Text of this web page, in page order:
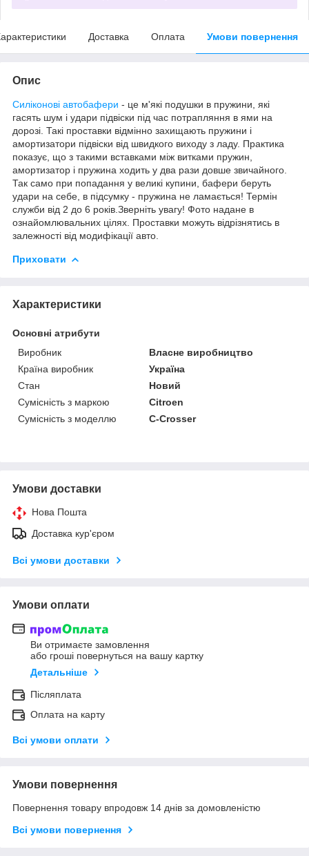
Доставка Оплата Умови повернення
Опис
Силіконові автобафери - це м'які подушки в пружини, які
гасять шум і удари підвіски під час потрапляння в ями на
дорозі. Такі проставки відмінно захищають пружини і
амортизатори підвіски від швидкого виходу з ладу. Практика
показує, що з такими вставками між витками пружин,
амортизатор і пружина ходить у два рази довше звичайного.
Так само при попадання у великі купини, бафери беруть
удари на себе, в підсумку - пружина не ламається! Термін
служби від 2 до 6 років.Зверніть увагу! Фото надане в
ознайомлювальних цілях. Проставки можуть відрізнятись в
залежності від модифікації авто.
Приховати
Характеристики
Основні атрибути
Виробник
Власне виробництво
Країна виробник
Україна
Стан
Новий
Сумісність з маркою
Citroen
Сумісність з моделлю
C-Crosser
Умови доставки
Нова Пошта
Доставка кур'єром
Всі умови доставки
Умови оплати
Ви отримаєте замовлення
або гроші повернуться на вашу картку
Детальніше
Післяплата
Оплата на карту
Всі умови оплати
Умови повернення
Повернення товару впродовж 14 днів за домовленістю
Всі умови повернення